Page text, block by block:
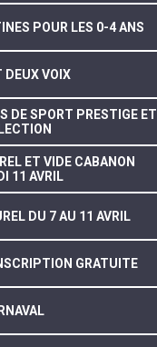
POUR LES 0-4 ANS
DEUX VOIX
DE SPORT PRESTIGE ET
ET VIDE CABANON
11 AVRIL
DU 7 AU 11 AVRIL
GRATUITE